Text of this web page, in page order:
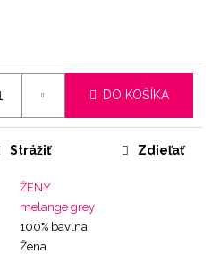
DO KOŠÍKA
ŽENY
melange grey
100% bavlna
Žena
Strážiť Zdieľať